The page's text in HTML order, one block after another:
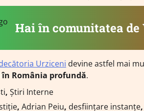
Hai în comunitatea
Urziceni devine astfel mai
România profundă.
, Știri Interne
, Adrian Peiu, desființare instanțe